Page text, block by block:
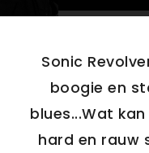
SHOP
PERS
Sonic
boogie en
blues...Wat
hard en rauw